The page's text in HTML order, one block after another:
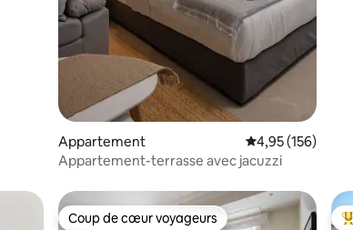
Appartement Évaluation
4,95 (156)
Appartement-terrasse avec jacuzzi
Coup de cœur voyageurs
Coup de cœur voyageurs